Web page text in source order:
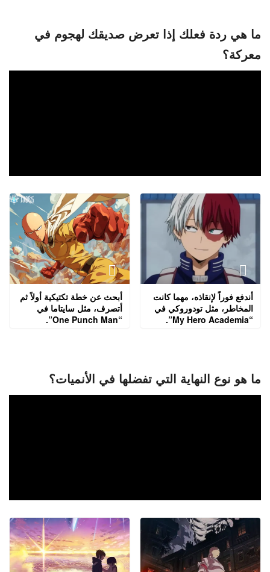
ما هي ردة فعلك إذا تعرض صديقك لهجوم في
معركة؟
أندفع فوراً لإنقاذه، مهما كانت
المخاطر، مثل تودوروكي في
“My Hero Academia”.
أبحث عن خطة تكتيكية أولاً ثم
أتصرف، مثل سايتاما في
“One Punch Man”.
ما هو نوع النهاية التي تفضلها في الأنميات؟